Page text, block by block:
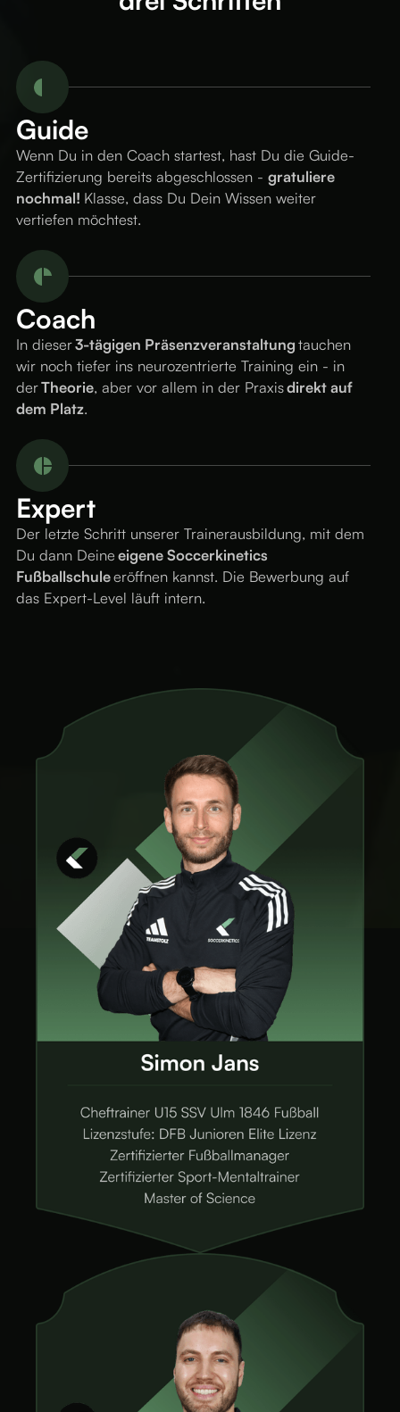
Guide
Wenn Du in den Coach startest, hast Du die Guide-
Zertifizierung bereits abgeschlossen -gratuliere
nochmal! Klasse, dass Du Dein Wissen weiter
vertiefen möchtest.
Coach
In dieser3-tägigen Präsenzveranstaltungtauchen
wir noch tiefer ins neurozentrierte Training ein - in
derTheorie, aber vor allem in der Praxisdirekt auf
dem Platz.
Expert
Der letzte Schritt unserer Trainerausbildung, mit dem
Du dann Deineeigene Soccerkinetics
Fußballschuleeröffnen kannst. Die Bewerbung auf
das Expert-Level läuft intern.